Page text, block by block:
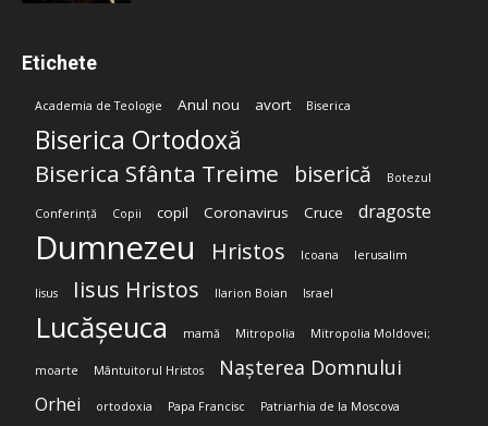
Etichete
Academia de Teologie Anul nou avort Biserica
Biserica Ortodoxă
Biserica Sfânta Treime biserică Botezul
Conferință Copii copil Coronavirus Cruce dragoste
Dumnezeu Hristos Icoana Ierusalim
Iisus Iisus Hristos Ilarion Boian Israel
Lucășeuca mamă Mitropolia Mitropolia Moldovei;
moarte Mântuitorul Hristos Nașterea Domnului
Orhei ortodoxia Papa Francisc Patriarhia de la Moscova